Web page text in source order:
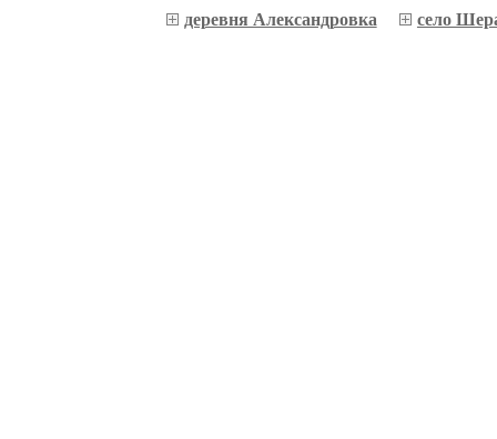
деревня Александровка село